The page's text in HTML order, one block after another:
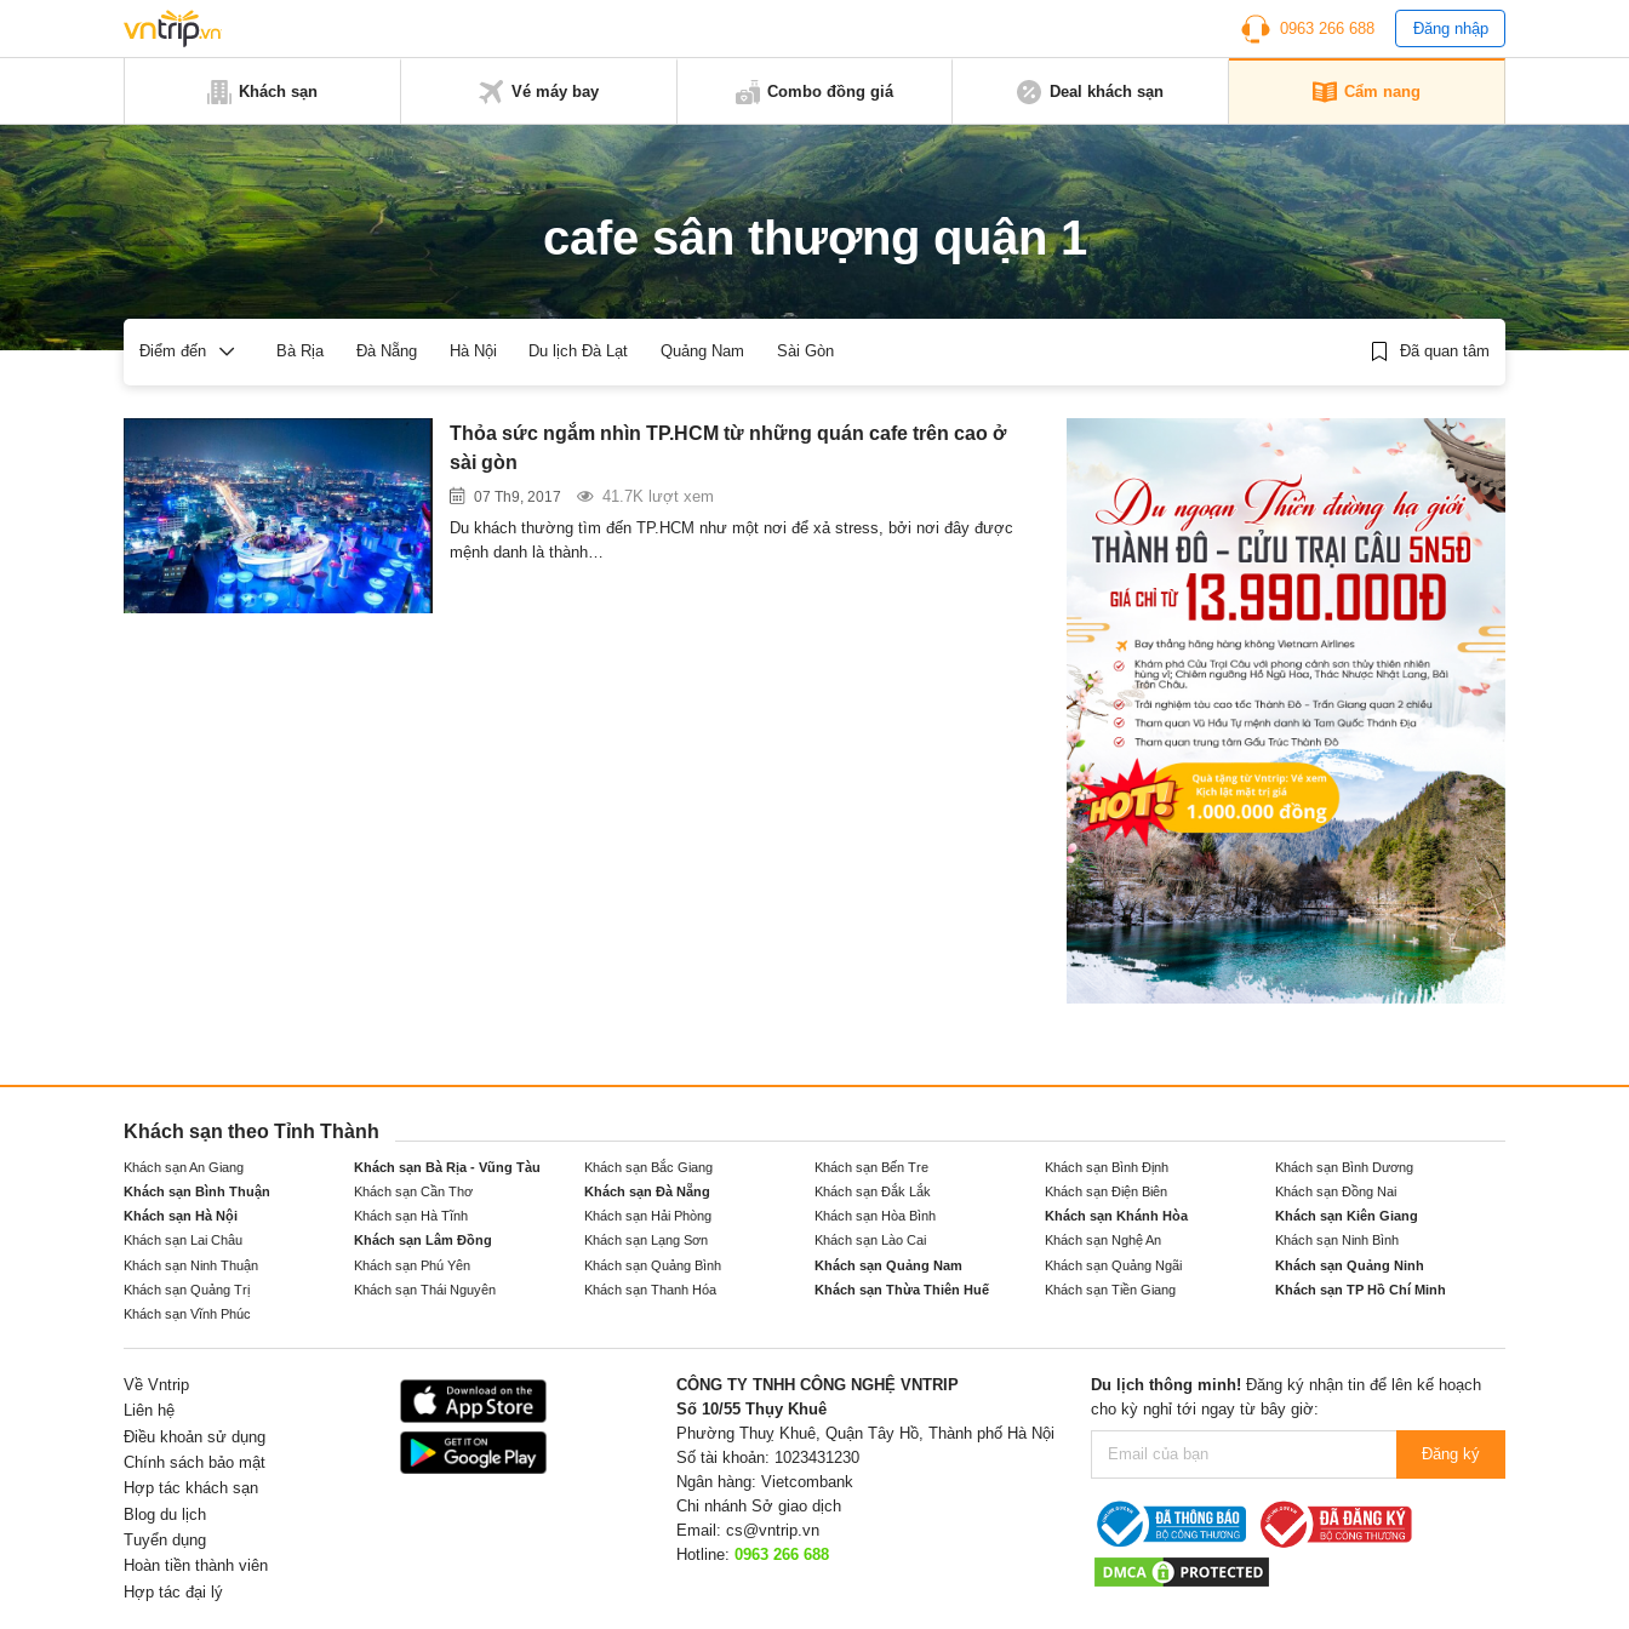
0963 266 688 Đăng nhập
Khách sạn Vé máy bay Combo đồng giá Deal khách sạn Cẩm nang
cafe sân thượng quận 1
Điểm đến Bà Rịa Đà Nẵng Hà Nội Du lịch Đà Lạt Quảng Nam Sài Gòn Đã quan tâm
Thỏa sức ngắm nhìn TP.HCM từ những quán cafe trên cao ở
sài gòn
07 Th9, 2017
41.7K lượt xem
Du khách thường tìm đến TP.HCM như một nơi để xả stress, bởi nơi đây được
mệnh danh là thành…
Khách sạn theo Tỉnh Thành
Khách sạn An Giang Khách sạn Bà Rịa - Vũng Tàu Khách sạn Bắc Giang Khách sạn Bến Tre Khách sạn Bình Định
Khách sạn Bình Dương
Khách sạn Bình Thuận
Khách sạn Cần Thơ Khách sạn Đà Nẵng Khách sạn Đắk Lắk Khách sạn Điện Biên
Khách sạn Đồng Nai
Khách sạn Hà Nội
Khách sạn Hà Tĩnh Khách sạn Hải Phòng Khách sạn Hòa Bình Khách sạn Khánh Hòa
Khách sạn Kiên Giang
Khách sạn Lai Châu
Khách sạn Lâm Đồng Khách sạn Lạng Sơn Khách sạn Lào Cai Khách sạn Nghệ An
Khách sạn Ninh Bình
Khách sạn Ninh Thuận
Khách sạn Phú Yên Khách sạn Quảng Bình Khách sạn Quảng Nam Khách sạn Quảng Ngãi
Khách sạn Quảng Ninh
Khách sạn Quảng Trị
Khách sạn Thái Nguyên Khách sạn Thanh Hóa Khách sạn Thừa Thiên Huế Khách sạn Tiền Giang
Khách sạn TP Hồ Chí Minh
Khách sạn Vĩnh Phúc
Về Vntrip
Liên hệ
Điều khoản sử dụng
Chính sách bảo mật
Hợp tác khách sạn
Blog du lịch
Tuyển dụng
Hoàn tiền thành viên
Hợp tác đại lý
CÔNG TY TNHH CÔNG NGHỆ VNTRIP
Số 10/55 Thụy Khuê
Phường Thuỵ Khuê, Quận Tây Hồ, Thành phố Hà Nội
Số tài khoản: 1023431230
Ngân hàng: Vietcombank
Chi nhánh Sở giao dịch
Email: cs@vntrip.vn
Hotline: 0963 266 688
Du lịch thông minh! Đăng ký nhận tin để lên kế hoạch
cho kỳ nghỉ tới ngay từ bây giờ:
Đăng ký